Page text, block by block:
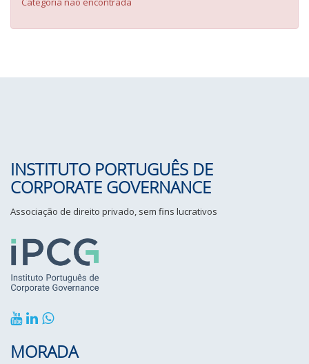
INSTITUTO PORTUGUÊS DE
CORPORATE GOVERNANCE
Associação de direito privado, sem fins lucrativos
MORADA